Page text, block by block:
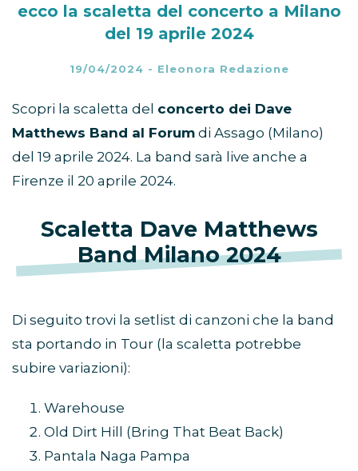
ecco la scaletta del concerto a Milano
del 19 aprile 2024
19/04/2024 - Eleonora Redazione
Scopri la scaletta del concerto dei Dave
Matthews Band al Forum di Assago (Milano)
del 19 aprile 2024. La band sarà live anche a
Firenze il 20 aprile 2024.
Scaletta Dave Matthews
Band Milano 2024
Di seguito trovi la setlist di canzoni che la band
sta portando in Tour (la scaletta potrebbe
subire variazioni):
Warehouse
Old Dirt Hill (Bring That Beat Back)
Pantala Naga Pampa